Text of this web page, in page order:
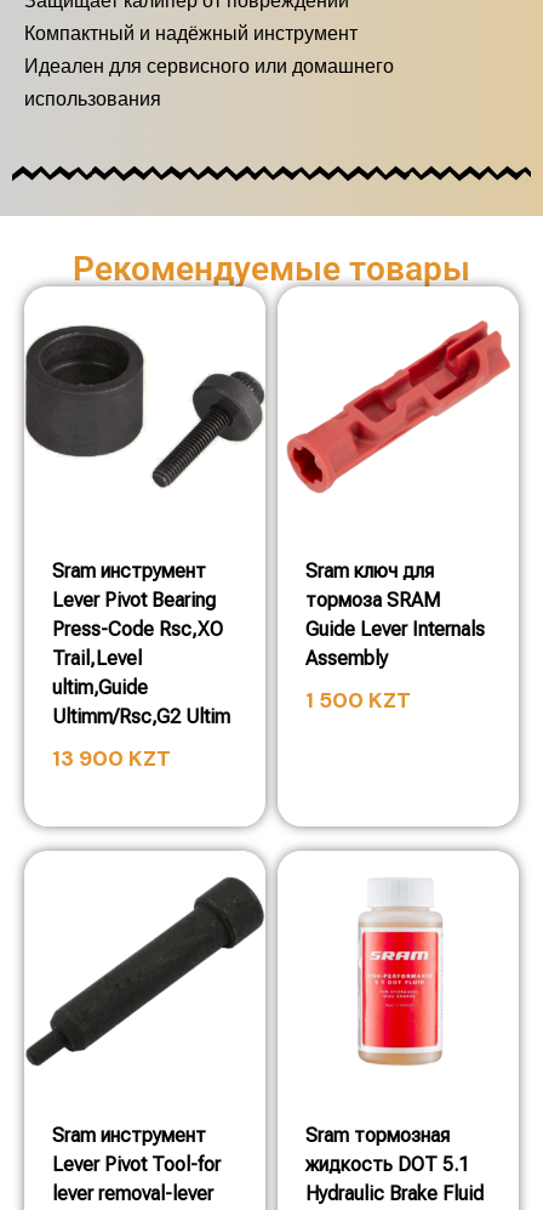
Компактный и надёжный инструмент
Идеален для сервисного или домашнего
использования
Рекомендуемые товары
Sram инструмент
Lever Pivot Bearing
Press-Code Rsc,XO
Trail,Level
ultim,Guide
Ultimm/Rsc,G2 Ultim
13 900 KZT
Sram ключ для
тормоза SRAM
Guide Lever Internals
Assembly
1 500 KZT
Sram инструмент
Lever Pivot Tool-for
lever removal-lever
Sram тормозная
жидкость DOT 5.1
Hydraulic Brake Fluid